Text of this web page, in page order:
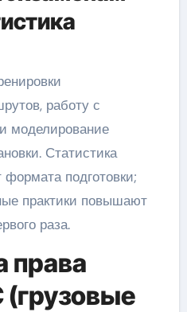
работу с
моделирование
Статистика
подготовки;
практики повышают
раза.
права
(грузовые